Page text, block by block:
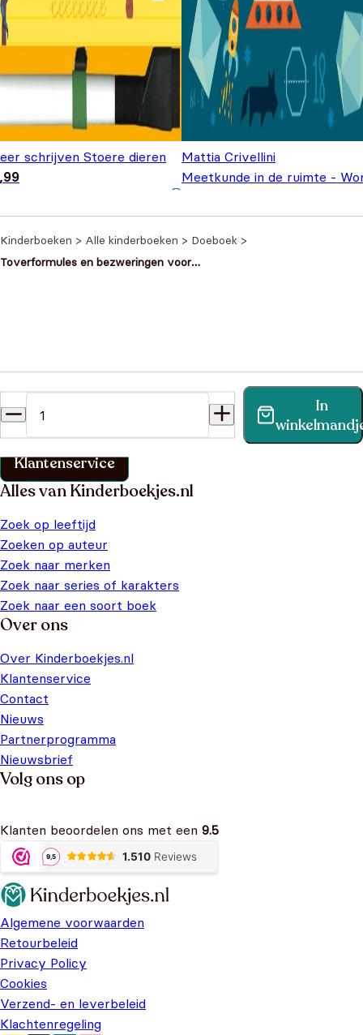
schrijven Stoere dieren
Mattia Crivellini
Meetkunde in de ruimte -
€9,99.
Kinderboeken > Alle kinderboeken > Doeboek >
Toverformules en bezweringen voor
In
Vind binnen no-time antwoord op je vraag op onze
klantenservice pagina.
Klantenservice
Alles van Kinderboekjes.nl
Zoek op leeftijd
Zoeken op auteur
Zoek naar merken
Zoek naar series of karakters
Zoek naar een soort boek
Over ons
Over Kinderboekjes.nl
Klantenservice
Contact
Nieuws
Partnerprogramma
Nieuwsbrief
Volg ons op
Klanten beoordelen ons met een 9.5
Algemene voorwaarden
Retourbeleid
Privacy Policy
Cookies
Verzend- en leverbeleid
Klachtenregeling